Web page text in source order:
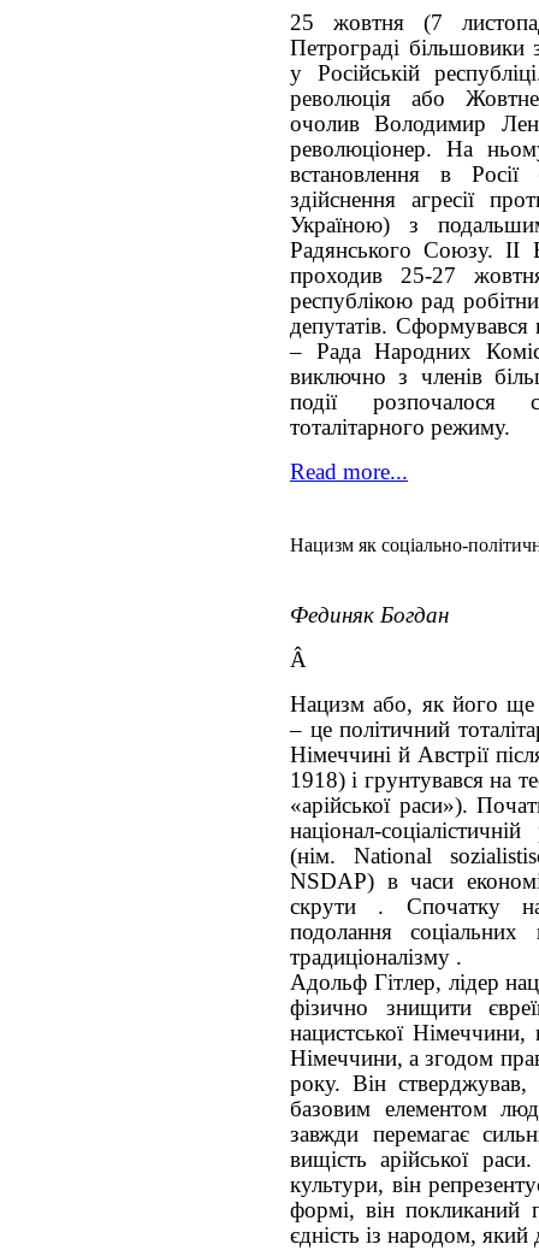
25 жовтня (7
Петрограді більшовики
у Російській
революція або
очолив Володимир
революціонер. На
встановлення в Росії
здійснення агресії
Україною) з
Радянського Союзу. ІІ
проходив 25-27
республікою рад
депутатів.
– Рада Народних
виключно з членів
події розпочалося
тоталітарного режиму.
Read more...
Нацизм як соціально-
Фединяк Богдан
Â
Нацизм або, як його ще
– це політичний
Німеччині й Австрії
1918) і грунтувався на
«арійської раси»).
націонал-
(нім. National
NSDAP) в часи
скрути . Спочатку
подолання соціальних
традиціоналізму .
Адольф Гітлер, лідер
фізично знищити
нацистської
Німеччини, а згодом
року. Він
базовим елементом
завжди перемагає
вищість арійської
культури, він
формі, він покликаний
єдність із народом,